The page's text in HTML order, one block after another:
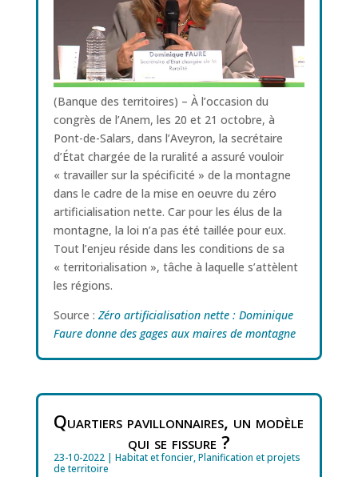
(Banque des territoires) – À l’occasion du
congrès de l’Anem, les 20 et 21 octobre, à
Pont-de-Salars, dans l’Aveyron, la secrétaire
d’État chargée de la ruralité a assuré vouloir
« travailler sur la spécificité » de la montagne
dans le cadre de la mise en oeuvre du zéro
artificialisation nette. Car pour les élus de la
montagne, la loi n’a pas été taillée pour eux.
Tout l’enjeu réside dans les conditions de sa
« territorialisation », tâche à laquelle s’attèlent
les régions.
Source :Zéro artificialisation nette : Dominique
Faure donne des gages aux maires de montagne
Quartiers pavillonnaires, un modèle
qui se fissure ?
23-10-2022| Habitat et foncier,Planification et projets
de territoire